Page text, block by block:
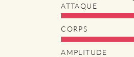
ATTAQUE
CORPS
AMPLITUDE